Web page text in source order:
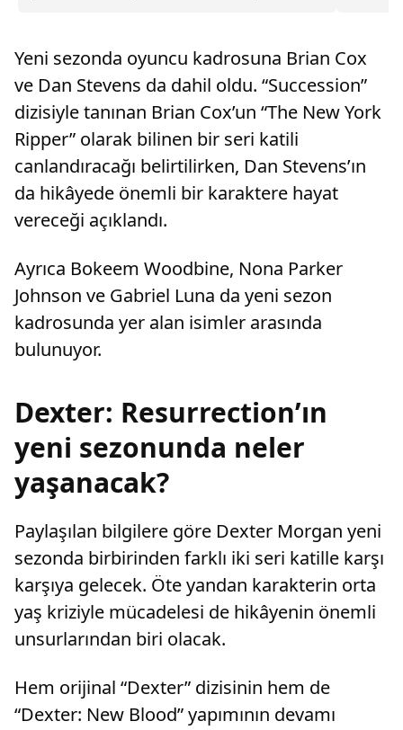
Yeni sezonda oyuncu kadrosuna Brian Cox
ve Dan Stevens da dahil oldu. “Succession”
dizisiyle tanınan Brian Cox’un “The New York
Ripper” olarak bilinen bir seri katili
canlandıracağı belirtilirken, Dan Stevens’ın
da hikâyede önemli bir karaktere hayat
vereceği açıklandı.
Ayrıca Bokeem Woodbine, Nona Parker
Johnson ve Gabriel Luna da yeni sezon
kadrosunda yer alan isimler arasında
bulunuyor.
Dexter: Resurrection’ın
yeni sezonunda neler
yaşanacak?
Paylaşılan bilgilere göre Dexter Morgan yeni
sezonda birbirinden farklı iki seri katille karşı
karşıya gelecek. Öte yandan karakterin orta
yaş kriziyle mücadelesi de hikâyenin önemli
unsurlarından biri olacak.
Hem orijinal “Dexter” dizisinin hem de
“Dexter: New Blood” yapımının devamı